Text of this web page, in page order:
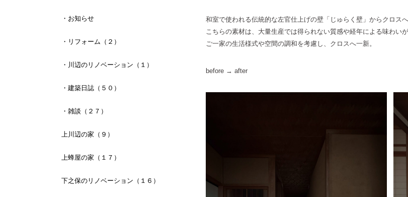
和室で使われる伝統的な左官仕上げの壁「じゅらく壁」からクロスへ
こちらの素材は、大量生産では得られない質感や経年による味わい
ご一家の生活様式や空間の調和を考慮し、クロスへ一新。
before → after
・お知らせ
・リフォーム（２）
・川辺のリノベーション（１）
・建築日誌（５０）
・雑談（２７）
上川辺の家（９）
上蜂屋の家（１７）
下之保のリノベーション（１６）